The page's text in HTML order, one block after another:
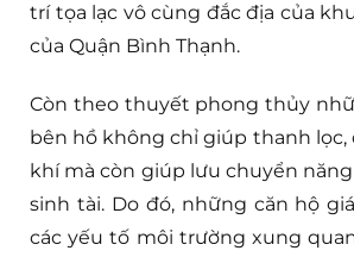
trí tọa lạc vô cùng đắc địa của
của Quận Bình Thạnh.
Còn theo thuyết phong thủy
bên hồ không chỉ giúp thanh lọc,
khí mà còn giúp lưu chuyển
sinh tài. Do đó, những căn hộ
các yếu tố môi trường xung